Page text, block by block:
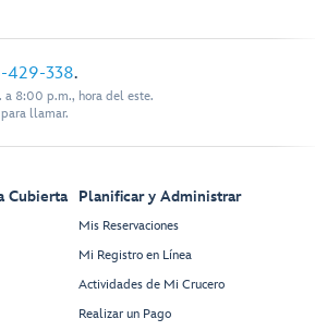
429-338.
a 8:00 p.m., hora del este.
llamar.
Cubierta Planificar y Administrar
Mis Reservaciones
Mi Registro en Línea
Actividades de Mi Crucero
Realizar un Pago